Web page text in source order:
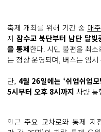
축제 개최를 위해 기간 중 매
지 잠수교 북단부터 남단 달
을 통제한다. 시민 불편을 최
는 정상 운영되며, 버스는 임
단, 4월 26일에는 ‘쉬엄쉬엄
5시부터 오후 8시까지 차량 통
인근 주요 교차로와 통제 지